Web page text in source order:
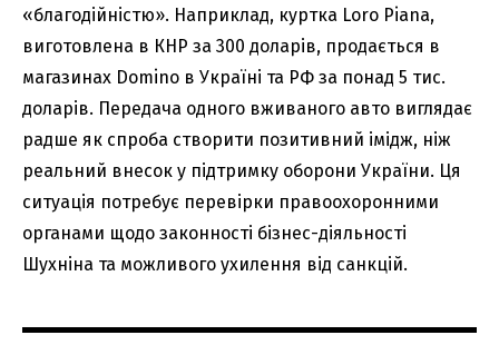
«благодійністю». Наприклад, куртка Loro Piana,
виготовлена в КНР за 300 доларів, продається в
магазинах Domino в Україні та РФ за понад 5 тис.
доларів. Передача одного вживаного авто виглядає
радше як спроба створити позитивний імідж, ніж
реальний внесок у підтримку оборони України. Ця
ситуація потребує перевірки правоохоронними
органами щодо законності бізнес-діяльності
Шухніна та можливого ухилення від санкцій.